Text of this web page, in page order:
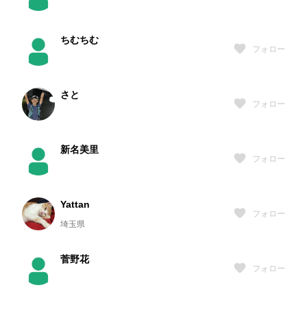
ちむちむ
フォロー
さと
フォロー
新名美里
フォロー
Yattan
埼玉県
フォロー
菅野花
フォロー